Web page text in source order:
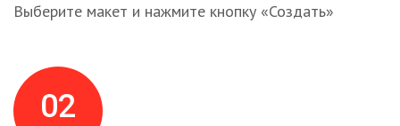
Выберите макет и нажмите кнопку «Создать»
02